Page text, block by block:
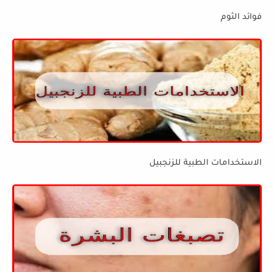
فوائد الثوم
الاستخدامات الطبية للزنجبيل